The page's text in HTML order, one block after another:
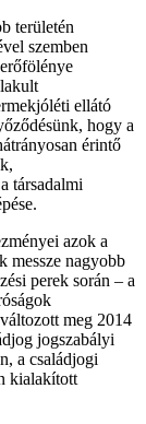
területén
szemben
ellátó
hogy a
érintő
társadalmi
azok a
messze nagyobb
perek során – a
meg 2014
jogszabályi
a családjogi
kialakított